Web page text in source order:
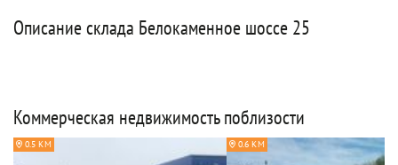
Описание склада Белокаменное шоссе 25
Коммерческая недвижимость поблизости
0.5 КМ 0.6 КМ